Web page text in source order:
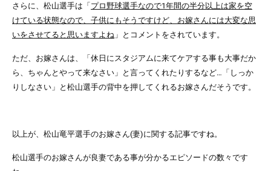
さらに、松山選手は「 プロ野球選手なので1年間の半分以上は家を空
けている状態なので、子供にもそうですけど、お嫁さんには大変な思
いをさせてると思いますよね 」とコメントをされています。
ただ、お嫁さんは、
「休日にスタジアムに来てケアする事も大事だか
ら、ちゃんとやって来なさい」 と言ってくれたりするなど… 「しっか
りしなさい」と松山選手の背中を押してくれるお嫁さんだそうです。
以上が、松山竜平選手のお嫁さん(妻)に関する記事ですね。
松山選手のお嫁さんが良妻である事が分かるエピソードの数々です